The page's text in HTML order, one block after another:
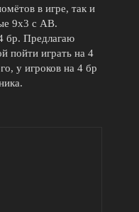
в игре, так и
9х3 с АВ.
бр. Предлагаю
пойти играть на 4
у игроков на 4 бр